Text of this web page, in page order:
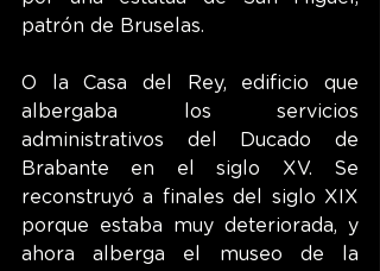
patrón de Bruselas.
O la Casa del Rey, edificio que
albergaba los servicios
administrativos del Ducado de
Brabante en el siglo XV. Se
reconstruyó a finales del siglo XIX
porque estaba muy deteriorada, y
ahora alberga el museo de la